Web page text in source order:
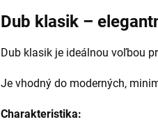
Dub klasik –
Dub klasik je ideálnou voľbou
Je vhodný do moderných,
Charakteristika: